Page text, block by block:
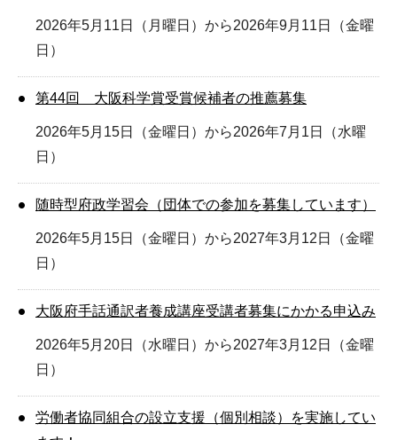
2026年5月11日（月曜日）から2026年9月11日（金曜
日）
第44回 大阪科学賞受賞候補者の推薦募集
2026年5月15日（金曜日）から2026年7月1日（水曜
日）
随時型府政学習会（団体での参加を募集しています）
2026年5月15日（金曜日）から2027年3月12日（金曜
日）
大阪府手話通訳者養成講座受講者募集にかかる申込み
2026年5月20日（水曜日）から2027年3月12日（金曜
日）
労働者協同組合の設立支援（個別相談）を実施してい